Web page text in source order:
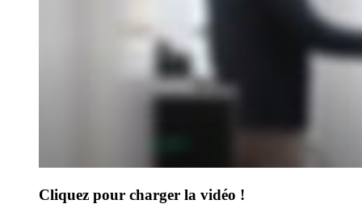
Cliquez pour charger la vidéo !